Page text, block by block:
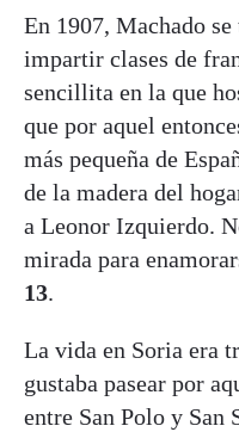
En 1907, Machado
impartir clases de
sencillita en la que
que por aquel
más pequeña de
de la madera del
a Leonor Izquierdo.
mirada para
13.
La vida en Soria era
gustaba pasear por
entre San Polo y San